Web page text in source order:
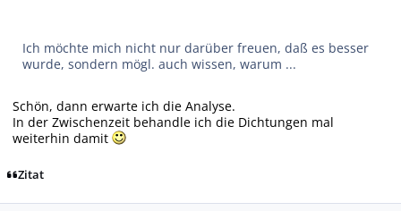
Ich möchte mich nicht nur darüber freuen, daß es besser
wurde, sondern mögl. auch wissen, warum ...
Schön, dann erwarte ich die Analyse.
In der Zwischenzeit behandle ich die Dichtungen mal
weiterhin damit
Zitat